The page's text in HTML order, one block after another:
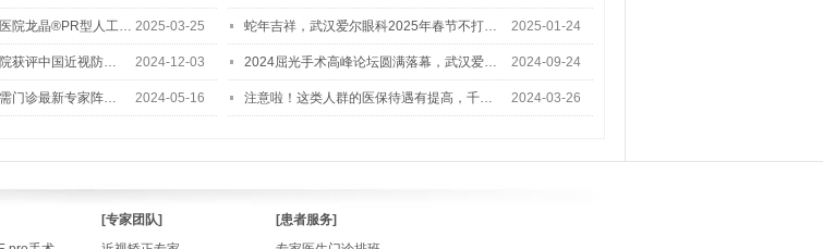
院龙晶®PR型人工… 2025-03-25 蛇年吉祥，武汉爱尔眼科2025年春节不打… 2025-01-24
获评中国近视防… 2024-12-03 2024屈光手术高峰论坛圆满落幕，武汉爱… 2024-09-24
门诊最新专家阵… 2024-05-16 注意啦！这类人群的医保待遇有提高，千… 2024-03-26
[专家团队]
[患者服务]